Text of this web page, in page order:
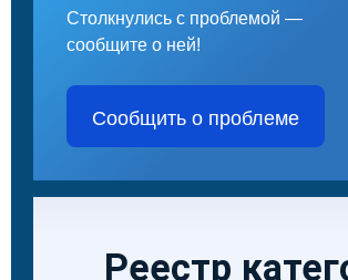
Столкнулись с проблемой —
сообщите о ней!
Сообщить о проблеме